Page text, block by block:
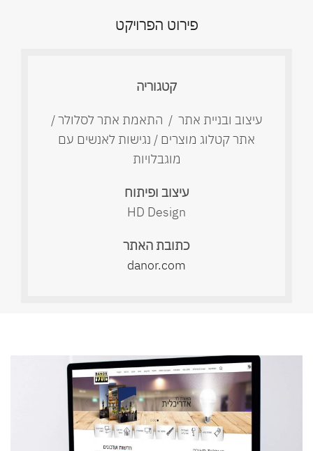
פירוט הפרויקט
קטגוריה
עיצוב ובניית אתר / התאמת אתר לסלולר /
אתר קטלוג מוצרים / נגישות לאנשים עם
מוגבלויות
עיצוב ופיתוח
HD Design
כתובת האתר
danor.com